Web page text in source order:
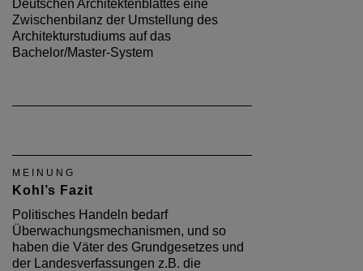
Deutschen Architektenblattes eine
Zwischenbilanz der Umstellung des
Architekturstudiums auf das
Bachelor/Master-System
MEINUNG
Kohl’s Fazit
Politisches Handeln bedarf
Überwachungsmechanismen, und so
haben die Väter des Grundgesetzes und
der Landesverfassungen z.B. die